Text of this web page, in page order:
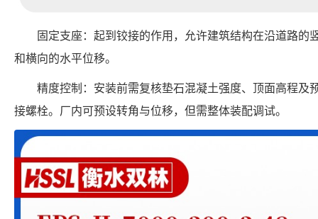
固定支座：起到铰接的作用，允许建筑结构在沿道路的
和横向的水平位移。
精度控制：安装前需复核垫石混凝土强度、顶面高程及
接螺栓。厂内可预设转角与位移，但需整体装配调试。